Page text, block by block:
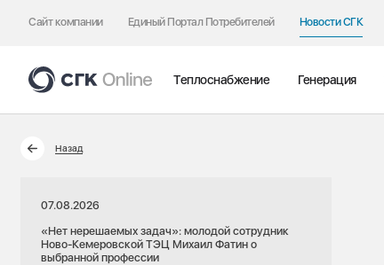
Сайт компании Единый Портал Потребителей Новости СГК
Теплоснабжение Генерация
Назад
07.08.2026
«Нет нерешаемых задач»: молодой сотрудник
Ново-Кемеровской ТЭЦ Михаил Фатин о
выбранной профессии